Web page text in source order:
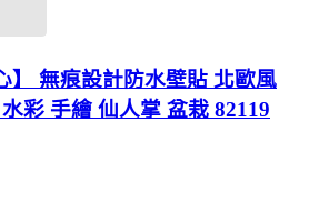
】 無痕設計防水壁貼 北歐風
彩 手繪 仙人掌 盆栽 82119